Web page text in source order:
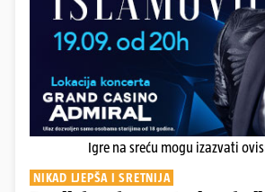
Igre na sreću mogu izazvati
NIKAD LJEPŠA I SRETNIJA